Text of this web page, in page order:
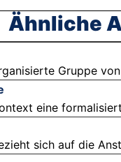
Ähnliche
Gruppe
eine
sich auf die